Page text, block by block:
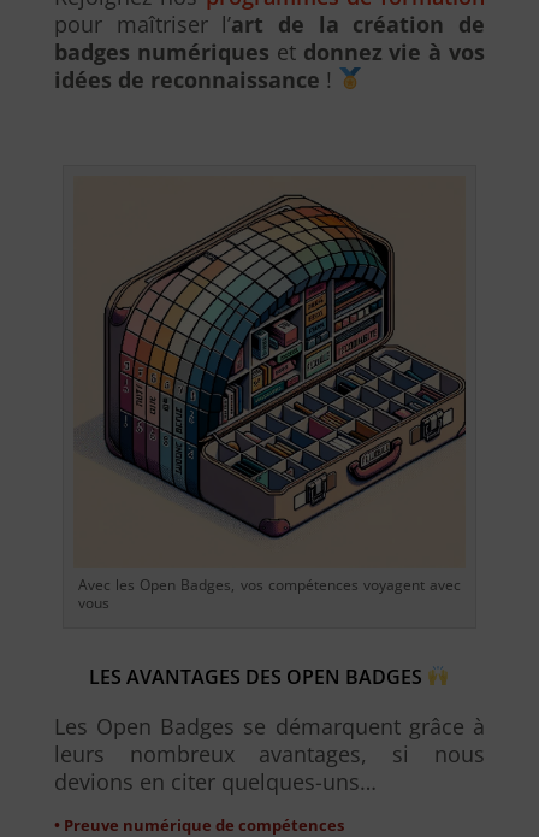
pour maîtriser l’art de la création de
badges numériques et donnez vie à vos
idées de reconnaissance !
Avec les Open Badges, vos compétences voyagent avec
vous
LES AVANTAGES DES OPEN BADGES
Les Open Badges se démarquent grâce à
leurs nombreux avantages, si nous
devions en citer quelques-uns…
• Preuve numérique de compétences